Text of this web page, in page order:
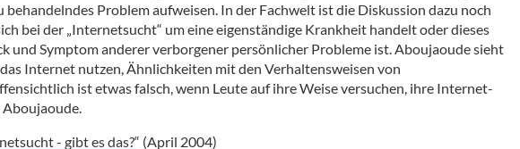
behandelndes Problem aufweisen. In der Fachwelt ist die Diskussion dazu noch
bei der „Internetsucht“ um eine eigenständige Krankheit handelt oder dieses
und Symptom anderer verborgener persönlicher Probleme ist. Aboujaoude sieht
Internet nutzen, Ähnlichkeiten mit den Verhaltensweisen von
ist etwas falsch, wenn Leute auf ihre Weise versuchen, ihre Internet-
Aboujaoude.
- gibt es das?“ (April 2004)